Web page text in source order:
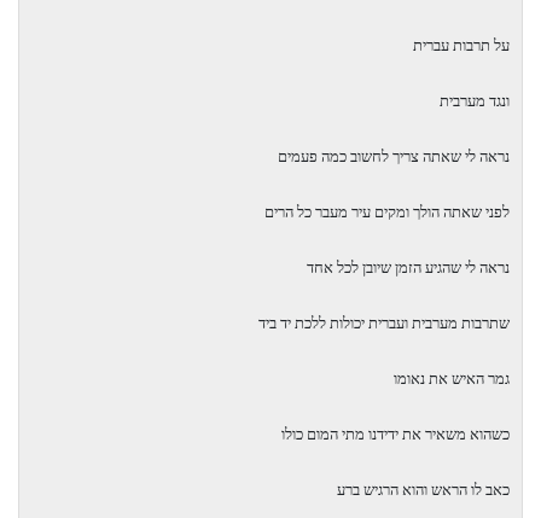
על תרבות עברית
ונגד מערבית
נראה לי שאתה צריך לחשוב כמה פעמים
לפני שאתה הולך ומקים עיר מעבר כל הרים
נראה לי שהגיע הזמן שיובן לכל אחד
שתרבות מערבית ועברית יכולות ללכת יד ביד
גמר האיש את נאומו
כשהוא משאיר את ידידנו מתי המום כולו
כאב לו הראש והוא הרגיש ברע